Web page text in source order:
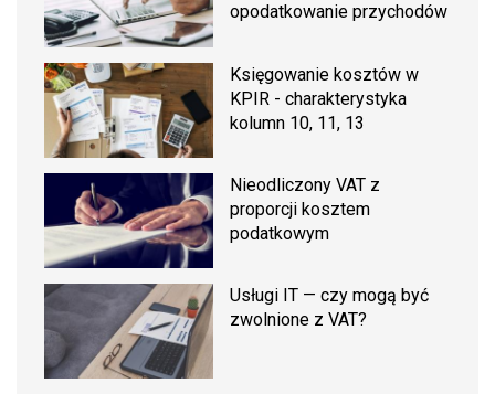
opodatkowanie przychodów
Księgowanie kosztów w
KPIR - charakterystyka
kolumn 10, 11, 13
Nieodliczony VAT z
proporcji kosztem
podatkowym
Usługi IT — czy mogą być
zwolnione z VAT?